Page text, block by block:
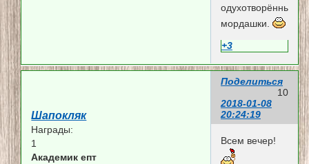
одухотворённые
мордашки.
+3
Поделиться
10
2018-01-08
20:24:19
Шапокляк
Награды:
1
Академик епт
Всем вечер!